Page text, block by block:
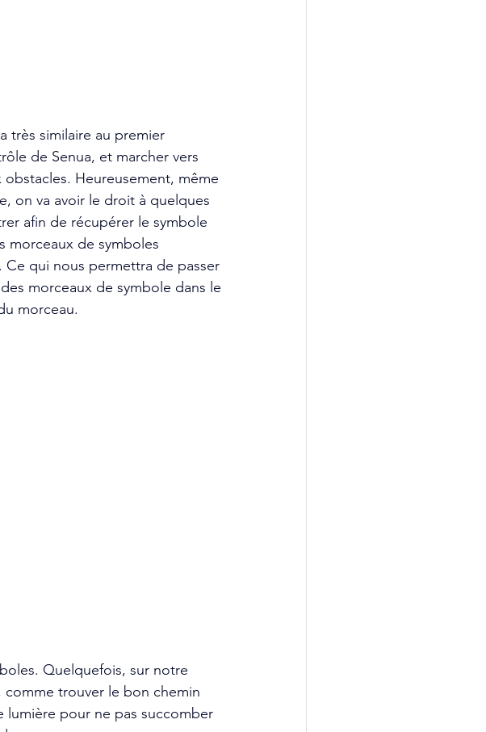
très similaire au premier
de Senua, et marcher vers
Heureusement, même
on va avoir le droit à quelques
afin de récupérer le symbole
morceaux de symboles
qui nous permettra de passer
morceaux de symbole dans le
morceau.
Quelquefois, sur notre
trouver le bon chemin
lumière pour ne pas succomber